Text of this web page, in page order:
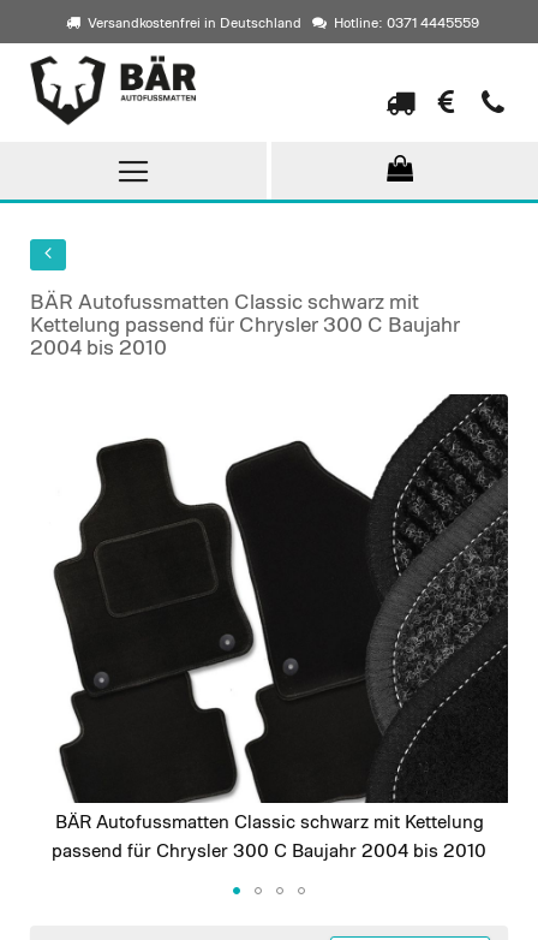
Versandkostenfrei in Deutschland Hotline: 0371 4445559
Direkt
zum
Inhalt
BÄR Autofussmatten Classic schwarz mit
Kettelung passend für Chrysler 300 C Baujahr
2004 bis 2010
images
gallery
BÄR Autofussmatten Classic schwarz mit Kettelung
passend für Chrysler 300 C Baujahr 2004 bis 2010